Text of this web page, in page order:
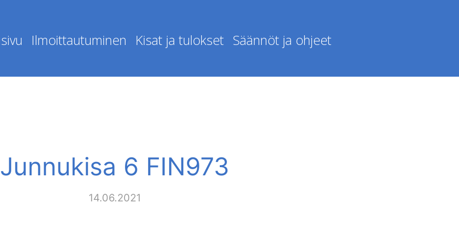
Ilmoittautuminen Kisat ja tulokset Säännöt ja ohjeet
Junnukisa 6 FIN973
14.06.2021